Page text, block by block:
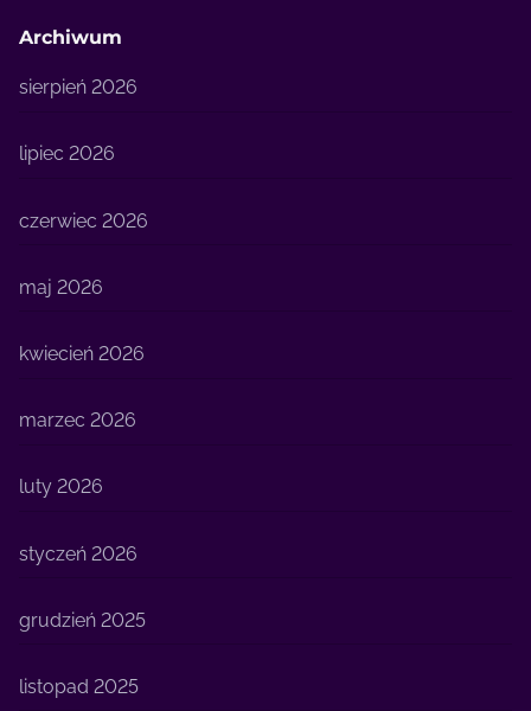
Archiwum
sierpień 2026
lipiec 2026
czerwiec 2026
maj 2026
kwiecień 2026
marzec 2026
luty 2026
styczeń 2026
grudzień 2025
listopad 2025